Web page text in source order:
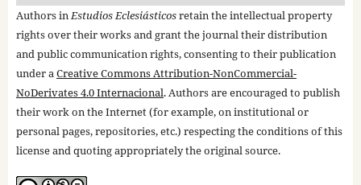
Authors inEstudios Eclesiásticosretain the intellectual property
rights over their works and grant the journal their distribution
and public communication rights, consenting to their publication
under aCreative Commons Attribution-NonCommercial-
NoDerivates 4.0 Internacional. Authors are encouraged to publish
their work on the Internet (for example, on institutional or
personal pages, repositories, etc.) respecting the conditions of this
license and quoting appropriately the original source.